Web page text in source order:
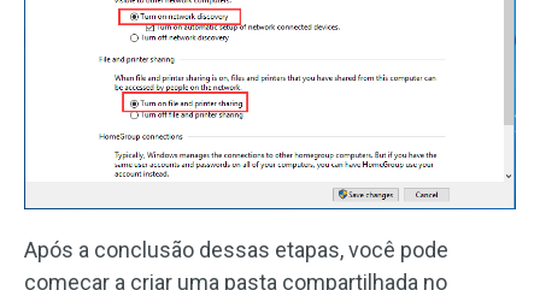
Após a conclusão dessas etapas, você pode
começar a criar uma pasta compartilhada no